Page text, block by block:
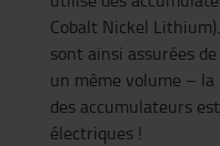
Cobalt Nickel
sont ainsi assurées
un même volume –
des accumulateurs
électriques !